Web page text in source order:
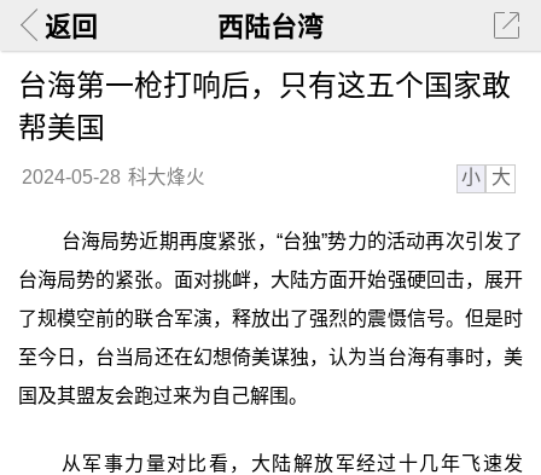
返回 西陆台湾
台海第一枪打响后，只有这五个国家敢
帮美国
2024-05-28 科大烽火 小 大
台海局势近期再度紧张，“台独”势力的活动再次引发了
台海局势的紧张。面对挑衅，大陆方面开始强硬回击，展开
了规模空前的联合军演，释放出了强烈的震慑信号。但是时
至今日，台当局还在幻想倚美谋独，认为当台海有事时，美
国及其盟友会跑过来为自己解围。
从军事力量对比看，大陆解放军经过十几年飞速发